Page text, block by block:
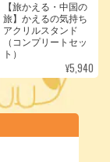
【旅かえる・中国の
旅】かえるの気持ち
アクリルスタンド
（コンプリートセッ
ト）
¥5,940